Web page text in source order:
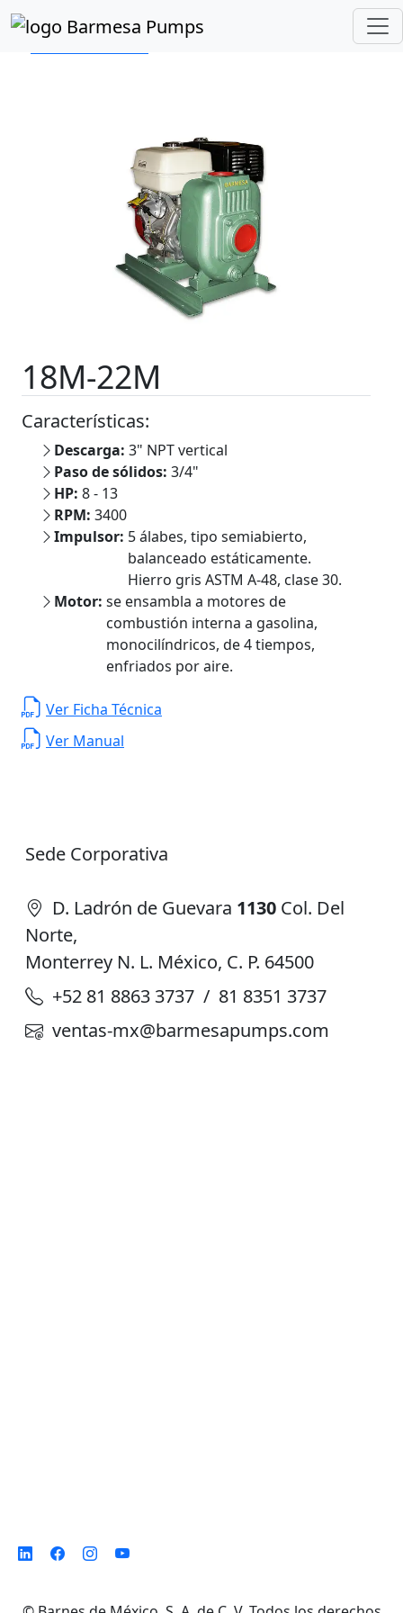
Inicio Catálogo de Productos
18M-22M
Características:
Descarga: 3" NPT vertical
Paso de sólidos: 3/4"
HP: 8 - 13
RPM: 3400
Impulsor: 5 álabes, tipo semiabierto,
balanceado estáticamente.
Hierro gris ASTM A-48, clase 30.
Motor: se ensambla a motores de
combustión interna a gasolina,
monocilíndricos, de 4 tiempos,
enfriados por aire.
Ver Ficha Técnica
Ver Manual
Sede Corporativa
D. Ladrón de Guevara 1130 Col. Del
Norte,
Monterrey N. L. México, C. P. 64500
+52 81 8863 3737 / 81 8351 3737
ventas-mx@barmesapumps.com